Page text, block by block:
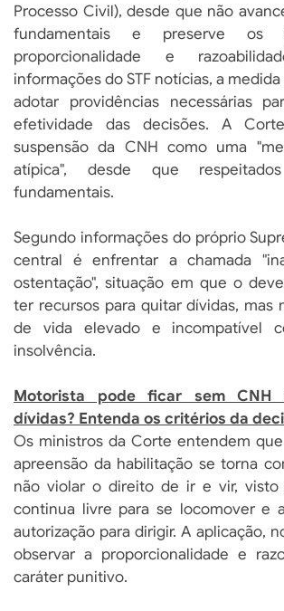
Processo Civil), desde que não
fundamentais e preserve os
proporcionalidade e
informações do STF notícias, a
adotar providências necessárias
efetividade das decisões. A
suspensão da CNH como uma
atípica", desde que
fundamentais.
Segundo informações do próprio
central é enfrentar a chamada
ostentação", situação em que o
ter recursos para quitar dívidas, mas
de vida elevado e incompatível
insolvência.
Motorista pode ficar sem CNH
dívidas? Entenda os critérios da
Os ministros da Corte entendem
apreensão da habilitação se torna
não violar o direito de ir e vir, visto
continua livre para se locomover e
autorização para dirigir. A aplicação,
observar a proporcionalidade e
caráter punitivo.